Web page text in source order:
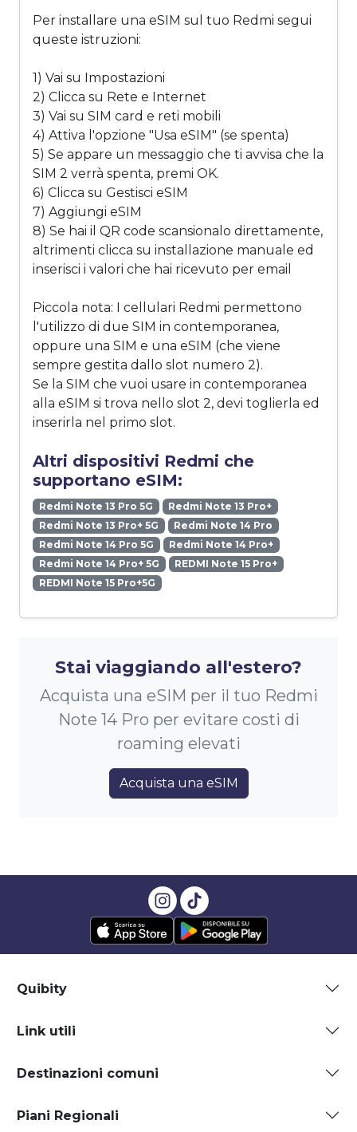
Per installare una eSIM sul tuo Redmi segui
queste istruzioni:
1) Vai su Impostazioni
2) Clicca su Rete e Internet
3) Vai su SIM card e reti mobili
4) Attiva l'opzione "Usa eSIM" (se spenta)
5) Se appare un messaggio che ti avvisa che la
SIM 2 verrà spenta, premi OK.
6) Clicca su Gestisci eSIM
7) Aggiungi eSIM
8) Se hai il QR code scansionalo direttamente,
altrimenti clicca su installazione manuale ed
inserisci i valori che hai ricevuto per email
Piccola nota: I cellulari Redmi permettono
l'utilizzo di due SIM in contemporanea,
oppure una SIM e una eSIM (che viene
sempre gestita dallo slot numero 2).
Se la SIM che vuoi usare in contemporanea
alla eSIM si trova nello slot 2, devi toglierla ed
inserirla nel primo slot.
Altri dispositivi Redmi che
supportano eSIM:
Redmi Note 13 Pro 5G
Redmi Note 13 Pro+
Redmi Note 13 Pro+ 5G
Redmi Note 14 Pro
Redmi Note 14 Pro 5G
Redmi Note 14 Pro+
Redmi Note 14 Pro+ 5G
REDMI Note 15 Pro+
REDMI Note 15 Pro+5G
Stai viaggiando all'estero?
Acquista una eSIM per il tuo Redmi
Note 14 Pro per evitare costi di
roaming elevati
Acquista una eSIM
Quibity
Link utili
Destinazioni comuni
Piani Regionali